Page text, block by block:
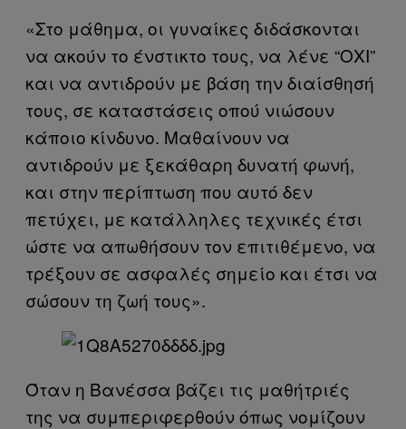
«Στο μάθημα, οι γυναίκες διδάσκονται
να ακούν το ένστικτο τους, να λένε “ΟΧΙ”
και να αντιδρούν με βάση την διαίσθησή
τους, σε καταστάσεις οπού νιώσουν
κάποιο κίνδυνο. Μαθαίνουν να
αντιδρούν με ξεκάθαρη δυνατή φωνή,
και στην περίπτωση που αυτό δεν
πετύχει, με κατάλληλες τεχνικές έτσι
ώστε να απωθήσουν τον επιτιθέμενο, να
τρέξουν σε ασφαλές σημείο και έτσι να
σώσουν τη ζωή τους».
Όταν η Βανέσσα βάζει τις μαθήτριές
της να συμπεριφερθούν όπως νομίζουν